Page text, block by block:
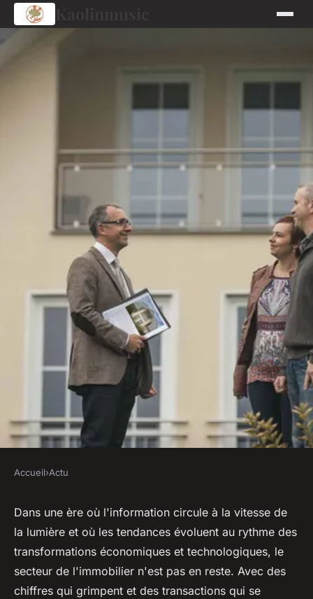
Immobilier : explorez les
dernières tendances avec
Aazsysteme
ouida•14 décembre 2023•2 min de lecture
Accueil›Actu
Dans une ère où l'information circule à la vitesse de
la lumière et où les tendances évoluent au rythme des
transformations économiques et technologiques, le
secteur de l'immobilier n'est pas en reste. Avec des
chiffres qui grimpent et des transactions qui se